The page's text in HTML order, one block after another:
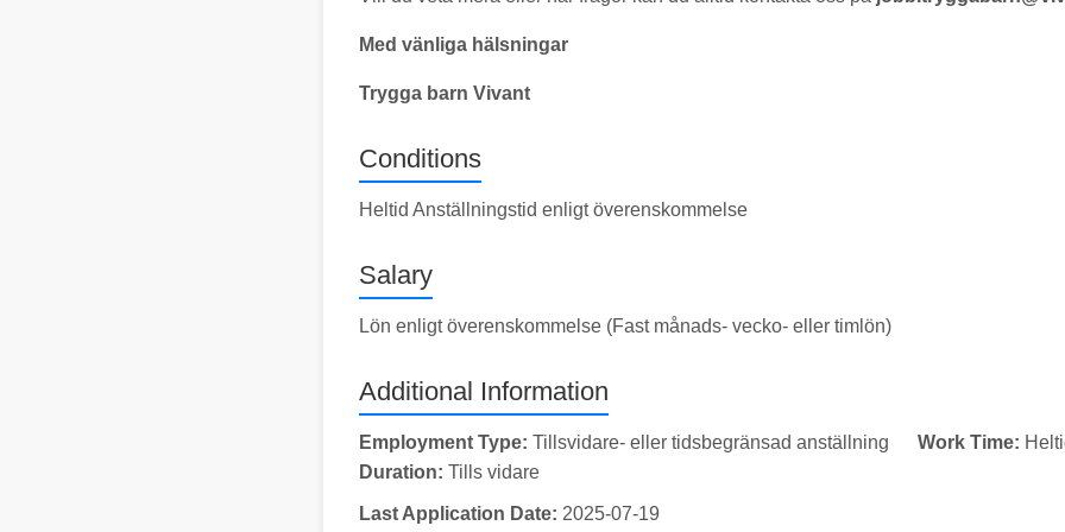
Med vänliga hälsningar
Trygga barn Vivant
Conditions
Heltid Anställningstid enligt överenskommelse
Salary
Lön enligt överenskommelse (Fast månads- vecko- eller timlön)
Additional Information
Employment Type: Tillsvidare- eller tidsbegränsad anställning Work Time:
Duration: Tills vidare
Last Application Date: 2025-07-19